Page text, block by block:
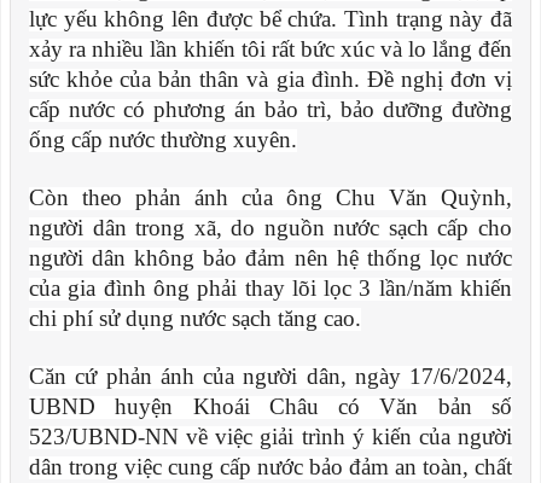
lực yếu không lên được bể chứa. Tình trạng này đã
xảy ra nhiều lần khiến tôi rất bức xúc và lo lắng đến
sức khỏe của bản thân và gia đình. Đề nghị đơn vị
cấp nước có phương án bảo trì, bảo dưỡng đường
ống cấp nước thường xuyên.
Còn theo phản ánh của ông Chu Văn Quỳnh,
người dân trong xã, do nguồn nước sạch cấp cho
người dân không bảo đảm nên hệ thống lọc nước
của gia đình ông phải thay lõi lọc 3 lần/năm khiến
chi phí sử dụng nước sạch tăng cao.
Căn cứ phản ánh của người dân, ngày 17/6/2024,
UBND huyện Khoái Châu có Văn bản số
523/UBND-NN về việc giải trình ý kiến của người
dân trong việc cung cấp nước bảo đảm an toàn, chất